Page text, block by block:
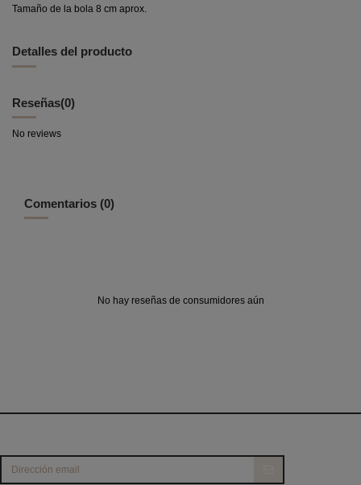
Tamaño de la bola 8 cm aprox.
Detalles del producto
Reseñas(0)
No reviews
Comentarios (0)
No hay reseñas de consumidores aún